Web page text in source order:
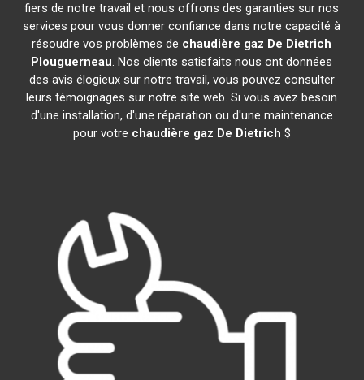
fiers de notre travail et nous offrons des garanties sur nos
services pour vous donner confiance dans notre capacité à
résoudre vos problèmes de chaudière gaz De Dietrich
Plouguerneau. Nos clients satisfaits nous ont données
des avis élogieux sur notre travail, vous pouvez consulter
leurs témoignages sur notre site web. Si vous avez besoin
d'une installation, d'une réparation ou d'une maintenance
pour votre chaudière gaz De Dietrich $